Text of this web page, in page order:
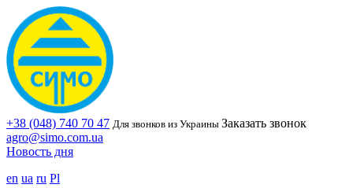
+38 (048) 740 70 47 Для звонков из Украины Заказать звонок
agro@simo.com.ua
Новость дня
en ua ru Pl